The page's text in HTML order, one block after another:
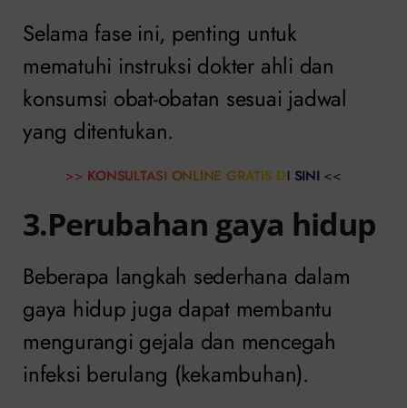
Selama fase ini, penting untuk
mematuhi instruksi dokter ahli dan
konsumsi obat-obatan sesuai jadwal
yang ditentukan.
>> KONSULTASI ONLINE GRATIS DI SINI <<
3.Perubahan gaya hidup
Beberapa langkah sederhana dalam
gaya hidup juga dapat membantu
mengurangi gejala dan mencegah
infeksi berulang (kekambuhan).